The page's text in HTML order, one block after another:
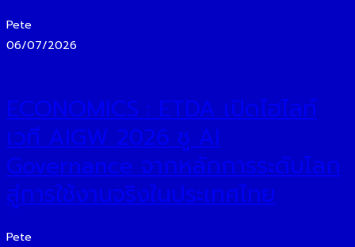
Pete
06/07/2026
ECONOMICS : ETDA เปิดไฮไลท์
เวที AIGW 2026 ชู AI
Governance จากหลักการระดับโลก
สู่การใช้งานจริงในประเทศไทย
Pete